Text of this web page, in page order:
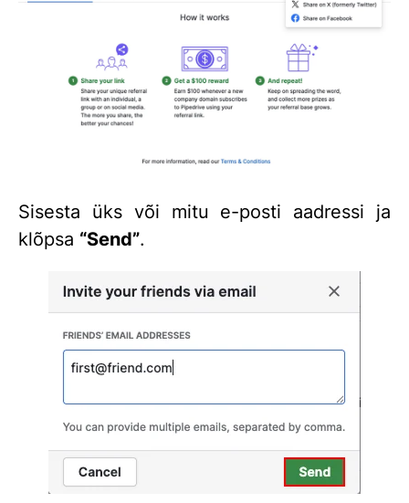
Sisesta üks või mitu e-posti aadressi ja
klõpsa “Send”.